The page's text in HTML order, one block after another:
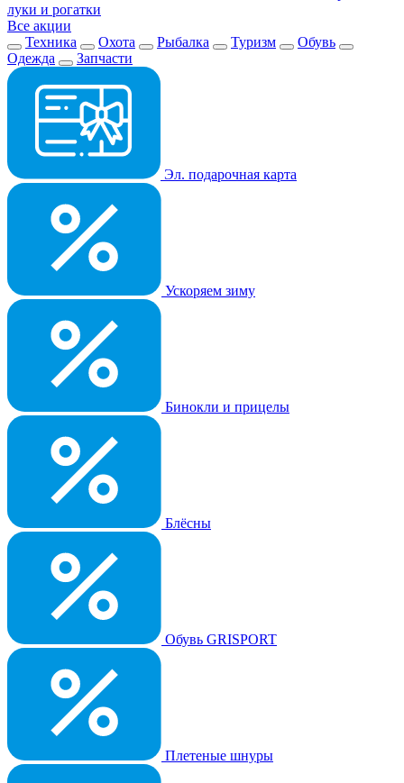
луки и рогатки
Все акции
Техника
Охота Рыбалка Туризм
Обувь
Одежда
Запчасти
Эл. подарочная карта
Ускоряем зиму
Бинокли и прицелы
Блёсны
Обувь GRISPORT
Плетеные шнуры